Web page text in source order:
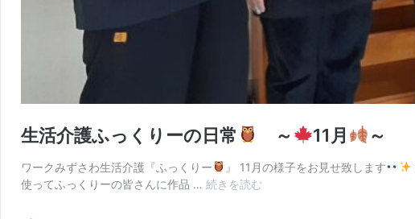
生活介護ふっくりーの日常 ～ 11月 ～
ワークみずさわ生活介護『ふっくりー 』 11月の様子をお見せ致します
使ってふっくりーの皆さんに作品 … 続きを読む